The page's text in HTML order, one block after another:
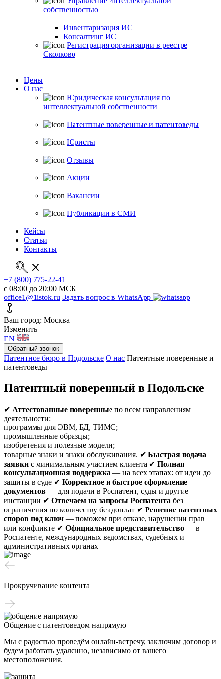
собственностью
Инвентаризация ИС
Консалтинг ИС
Регистрация организации в реестре
Сколково
Цены
О нас
Юридическая консультация по
интеллектуальной собственности
Патентные поверенные и патентоведы
Юристы
Отзывы
Акции
Вакансии
Публикации в СМИ
Кейсы
Статьи
Контакты
+7 (800) 775-22-41
с 08:00 до 20:00 МСК
office1@1istok.ru Задать вопрос в WhatsApp
Ваш город: Москва
Изменить
EN
Обратный звонок
Патентное бюро в Подольске О нас Патентные поверенные и
патентоведы
Патентный поверенный в Подольске
✔ Аттестованные поверенные по всем направлениям
деятельности:
программы для ЭВМ, БД, ТИМС;
промышленные образцы;
изобретения и полезные модели;
товарные знаки и знаки обслуживания. ✔ Быстрая подача
заявки с минимальным участием клиента ✔ Полная
консультационная поддержка — на всех этапах: от идеи до
защиты в суде ✔ Корректное и быстрое оформление
документов — для подачи в Роспатент, суды и другие
инстанции ✔ Отвечаем на запросы Роспатента без
ограничения по количеству без доплат ✔ Решение патентных
споров под ключ — поможем при отказе, нарушении прав
или конфликте ✔ Официальное представительство — в
Роспатенте, международных ведомствах, судебных и
административных органах
Прокручивание контента
Общение с патентоведом напрямую
Мы с радостью проведём онлайн-встречу, заключим договор и
будем работать удаленно, независимо от вашего
местоположения.